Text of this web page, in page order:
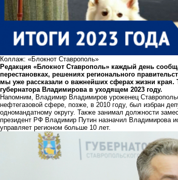
Коллаж: «Блокнот Ставрополь»
Редакция «Блокнот Ставрополь» каждый день
перестановках, решениях регионального
мы уже рассказали о важнейших сферах жизни
губернатора Владимирова в уходящем 2023 году.
Напомним, Владимир Владимиров уроженец
нефтегазовой сфере, позже, в 2010 году, был избран
одномандатному округу. Также занимал должности
президент РФ Владимир Путин назначил Владимирова
управляет регионом больше 10 лет.